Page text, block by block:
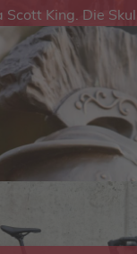
Scott King. Die
Druck und